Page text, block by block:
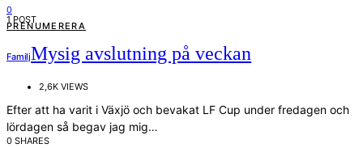
0
PRENUMERERA
1 POST
FamiljMysig avslutning på veckan
2,6K VIEWS
Efter att ha varit i Växjö och bevakat LF Cup under fredagen och
lördagen så begav jag mig…
0 SHARES